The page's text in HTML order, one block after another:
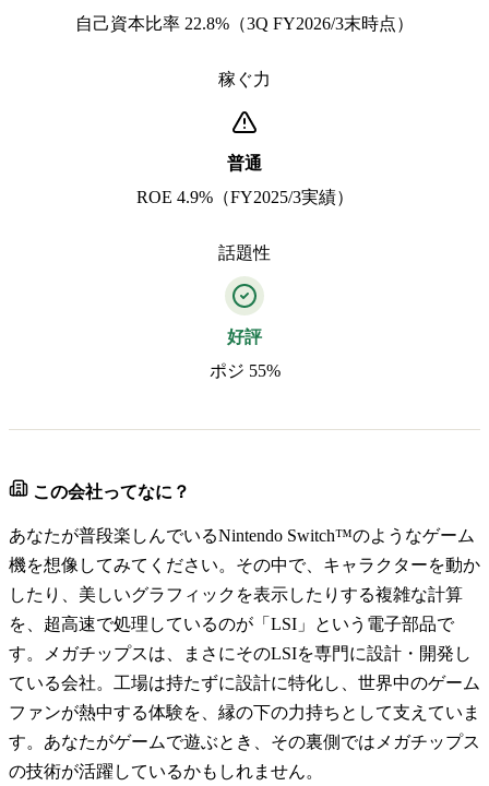
自己資本比率 22.8%（3Q FY2026/3末時点）
稼ぐ力
普通
ROE 4.9%（FY2025/3実績）
話題性
好評
ポジ 55%
この会社ってなに？
あなたが普段楽しんでいるNintendo Switch™のようなゲーム
機を想像してみてください。その中で、キャラクターを動か
したり、美しいグラフィックを表示したりする複雑な計算
を、超高速で処理しているのが「LSI」という電子部品で
す。メガチップスは、まさにそのLSIを専門に設計・開発し
ている会社。工場は持たずに設計に特化し、世界中のゲーム
ファンが熱中する体験を、縁の下の力持ちとして支えていま
す。あなたがゲームで遊ぶとき、その裏側ではメガチップス
の技術が活躍しているかもしれません。